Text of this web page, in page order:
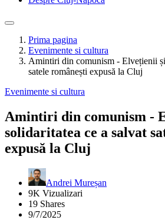
Prima pagina
Evenimente si cultura
Amintiri din comunism - Elvețienii
satele românești expusă la Cluj
Evenimente si cultura
Amintiri din comunism -
solidaritatea ce a salvat
expusă la Cluj
Andrei Mureșan
9K Vizualizari
19 Shares
9/7/2025